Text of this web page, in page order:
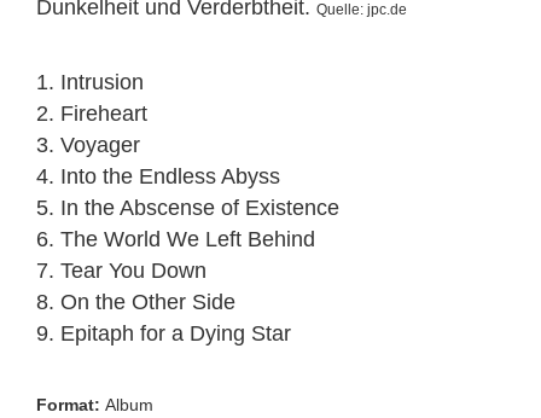
Dunkelheit und Verderbtheit. Quelle: jpc.de
1. Intrusion
2. Fireheart
3. Voyager
4. Into the Endless Abyss
5. In the Abscense of Existence
6. The World We Left Behind
7. Tear You Down
8. On the Other Side
9. Epitaph for a Dying Star
Format: Album